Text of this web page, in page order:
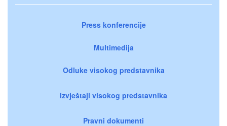
Press konferencije
Multimedija
Odluke visokog predstavnika
Izvještaji visokog predstavnika
Pravni dokumenti